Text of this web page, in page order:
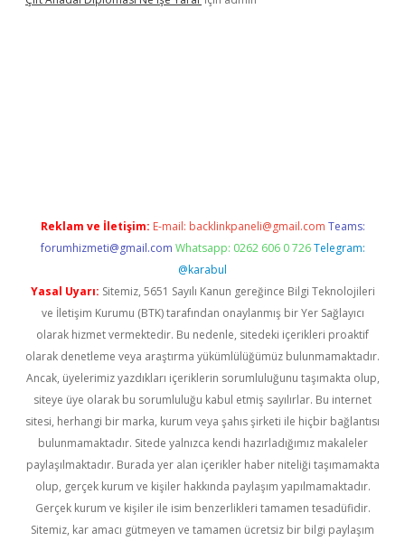
Reklam ve İletişim: E-mail: backlinkpaneli@gmail.com Teams:
forumhizmeti@gmail.com Whatsapp: 0262 606 0 726 Telegram:
@karabul
Yasal Uyarı: Sitemiz, 5651 Sayılı Kanun gereğince Bilgi Teknolojileri
ve İletişim Kurumu (BTK) tarafından onaylanmış bir Yer Sağlayıcı
olarak hizmet vermektedir. Bu nedenle, sitedeki içerikleri proaktif
olarak denetleme veya araştırma yükümlülüğümüz bulunmamaktadır.
Ancak, üyelerimiz yazdıkları içeriklerin sorumluluğunu taşımakta olup,
siteye üye olarak bu sorumluluğu kabul etmiş sayılırlar. Bu internet
sitesi, herhangi bir marka, kurum veya şahıs şirketi ile hiçbir bağlantısı
bulunmamaktadır. Sitede yalnızca kendi hazırladığımız makaleler
paylaşılmaktadır. Burada yer alan içerikler haber niteliği taşımamakta
olup, gerçek kurum ve kişiler hakkında paylaşım yapılmamaktadır.
Gerçek kurum ve kişiler ile isim benzerlikleri tamamen tesadüfidir.
Sitemiz, kar amacı gütmeyen ve tamamen ücretsiz bir bilgi paylaşım